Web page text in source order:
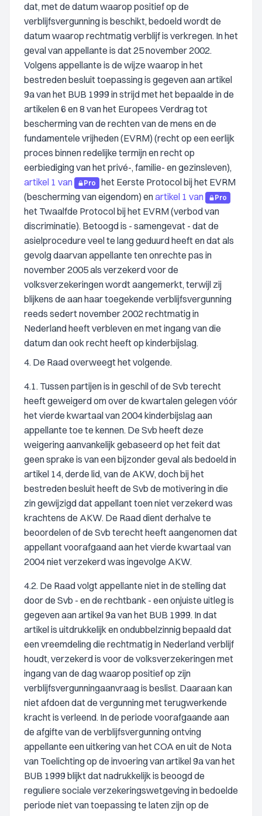
dat, met de datum waarop positief op de
verblijfsvergunning is beschikt, bedoeld wordt de
datum waarop rechtmatig verblijf is verkregen. In het
geval van appellante is dat 25 november 2002.
Volgens appellante is de wijze waarop in het
bestreden besluit toepassing is gegeven aan artikel
9a van het BUB 1999 in strijd met het bepaalde in de
artikelen 6 en 8 van het Europees Verdrag tot
bescherming van de rechten van de mens en de
fundamentele vrijheden (EVRM) (recht op een eerlijk
proces binnen redelijke termijn en recht op
eerbiediging van het privé-, familie- en gezinsleven),
artikel 1 van
Pro
het Eerste Protocol bij het EVRM
(bescherming van eigendom) enartikel 1 van Pro
het Twaalfde Protocol bij het EVRM (verbod van
discriminatie). Betoogd is - samengevat - dat de
asielprocedure veel te lang geduurd heeft en dat als
gevolg daarvan appellante ten onrechte pas in
november 2005 als verzekerd voor de
volksverzekeringen wordt aangemerkt, terwijl zij
blijkens de aan haar toegekende verblijfsvergunning
reeds sedert november 2002 rechtmatig in
Nederland heeft verbleven en met ingang van die
datum dan ook recht heeft op kinderbijslag.
4. De Raad overweegt het volgende.
4.1. Tussen partijen is in geschil of de Svb terecht
heeft geweigerd om over de kwartalen gelegen vóór
het vierde kwartaal van 2004 kinderbijslag aan
appellante toe te kennen. De Svb heeft deze
weigering aanvankelijk gebaseerd op het feit dat
geen sprake is van een bijzonder geval als bedoeld in
artikel 14, derde lid, van de AKW, doch bij het
bestreden besluit heeft de Svb de motivering in die
zin gewijzigd dat appellant toen niet verzekerd was
krachtens de AKW. De Raad dient derhalve te
beoordelen of de Svb terecht heeft aangenomen dat
appellant voorafgaand aan het vierde kwartaal van
2004 niet verzekerd was ingevolge AKW.
4.2. De Raad volgt appellante niet in de stelling dat
door de Svb - en de rechtbank - een onjuiste uitleg is
gegeven aan artikel 9a van het BUB 1999. In dat
artikel is uitdrukkelijk en ondubbelzinnig bepaald dat
een vreemdeling die rechtmatig in Nederland verblijf
houdt, verzekerd is voor de volksverzekeringen met
ingang van de dag waarop positief op zijn
verblijfsvergunningaanvraag is beslist. Daaraan kan
niet afdoen dat de vergunning met terugwerkende
kracht is verleend. In de periode voorafgaande aan
de afgifte van de verblijfsvergunning ontving
appellante een uitkering van het COA en uit de Nota
van Toelichting op de invoering van artikel 9a van het
BUB 1999 blijkt dat nadrukkelijk is beoogd de
reguliere sociale verzekeringswetgeving in bedoelde
periode niet van toepassing te laten zijn op de